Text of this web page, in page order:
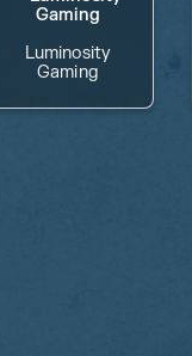
Luminosity
Gaming